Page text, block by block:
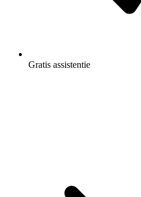
Gratis assistentie